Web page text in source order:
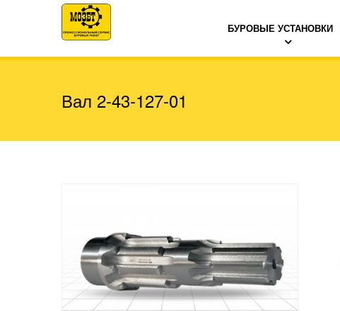
БУРОВЫЕ УСТАНОВКИ
Вал 2-43-127-01